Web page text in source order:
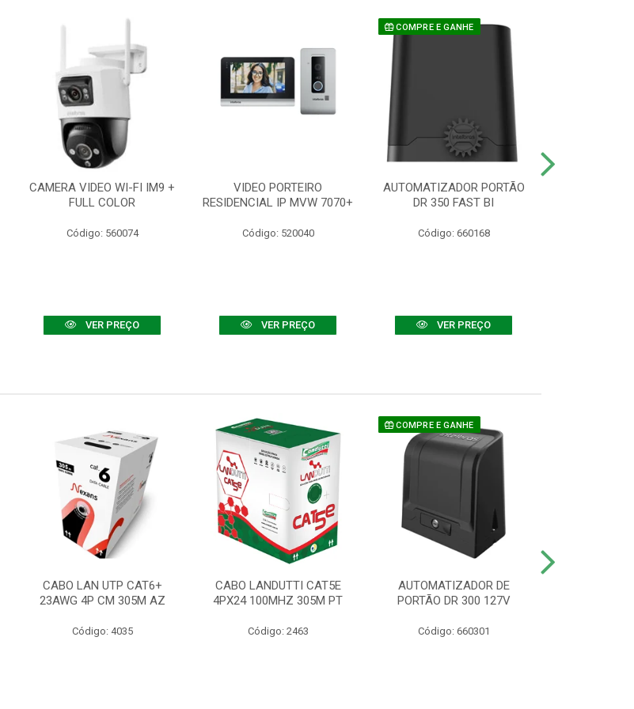
CAMERA VIDEO WI-FI IM9 +
FULL COLOR
Código: 560074
VER PREÇO
VIDEO PORTEIRO
RESIDENCIAL IP MVW 7070+
Código: 520040
VER PREÇO
COMPRE E GANHE
AUTOMATIZADOR PORTÃO
DR 350 FAST BI
Código: 660168
VER PREÇO
CABO LAN UTP CAT6+
23AWG 4P CM 305M AZ
Código: 4035
CABO LANDUTTI CAT5E
4PX24 100MHZ 305M PT
Código: 2463
COMPRE E GANHE
AUTOMATIZADOR DE
PORTÃO DR 300 127V
Código: 660301